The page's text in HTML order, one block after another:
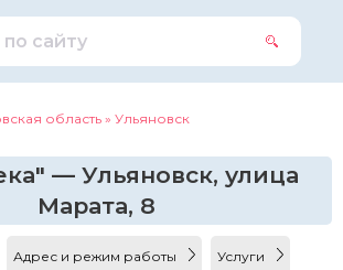
область » Ульяновск
— Ульяновск, улица
Марата, 8
Адрес и режим работы Услуги